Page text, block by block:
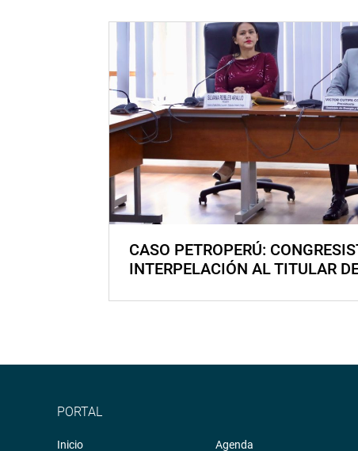
CASO PETROPERÚ:
INTERPELACIÓN AL TITULAR
PORTAL
Inicio Agenda